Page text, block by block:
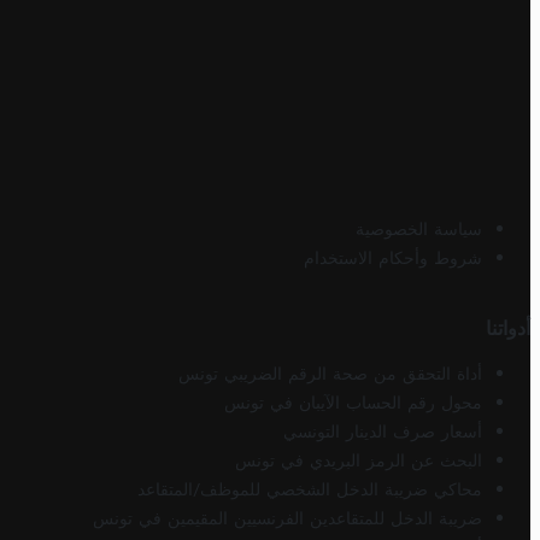
سياسة الخصوصية
شروط وأحكام الاستخدام
أدواتنا
أداة التحقق من صحة الرقم الضريبي تونس
محول رقم الحساب الآيبان في تونس
أسعار صرف الدينار التونسي
البحث عن الرمز البريدي في تونس
محاكي ضريبة الدخل الشخصي للموظف/المتقاعد
ضريبة الدخل للمتقاعدين الفرنسيين المقيمين في تونس